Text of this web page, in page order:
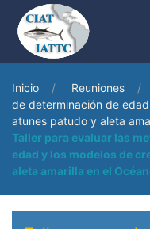
Inicio Reuniones
de determinación de
atunes patudo y aleta
Taller para evaluar las
edad y los modelos de
aleta amarilla en el